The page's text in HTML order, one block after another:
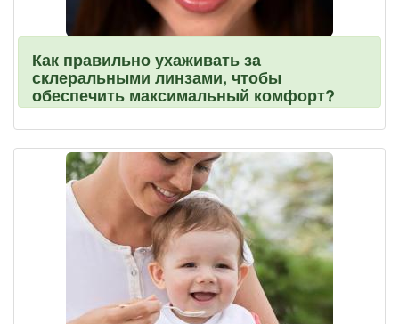
Как правильно ухаживать за
склеральными линзами, чтобы
обеспечить максимальный комфорт?